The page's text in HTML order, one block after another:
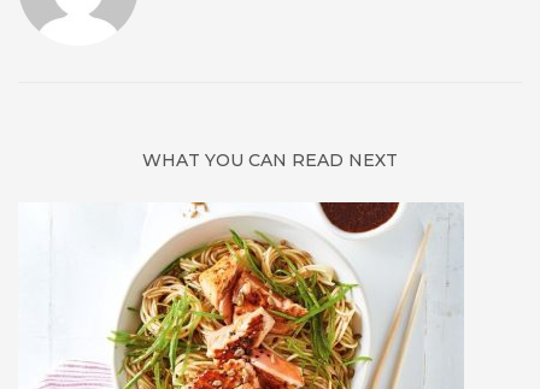
WHAT YOU CAN READ NEXT